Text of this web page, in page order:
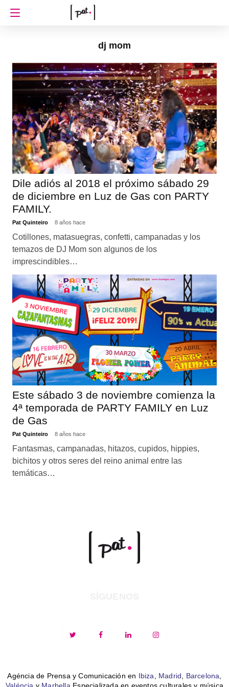
dj mom
Dile adiós al 2018 el próximo sábado 29
de diciembre en Luz de Gas con PARTY
FAMILY.
Pat Quinteiro 8 años hace
Cotillones, matasuegras, confetti, campanadas y los
temazos de DJ Mom son algunos de los
imprescindibles…
Este sábado 3 de noviembre comienza la
4ª temporada de PARTY FAMILY en Luz
de Gas
Pat Quinteiro 8 años hace
Fantasmas, campanadas, hitazos, cupidos, hippies,
bichitos y otros seres del reino animal entre las
temáticas…
Agéncia de Prensa y Comunicación en Ibiza Madrid Barcelona
Valéncia y Marbella Especializada en eventos culturales y música